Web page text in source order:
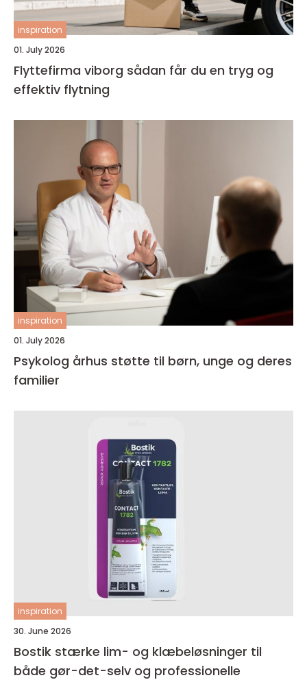
inspiration
01. July 2026
Flyttefirma viborg sådan får du en tryg og
effektiv flytning
inspiration
01. July 2026
Psykolog århus støtte til børn, unge og deres
familier
inspiration
30. June 2026
Bostik stærke lim- og klæbeløsninger til
både gør-det-selv og professionelle